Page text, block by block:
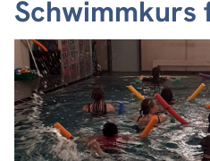
Schwimmkurs